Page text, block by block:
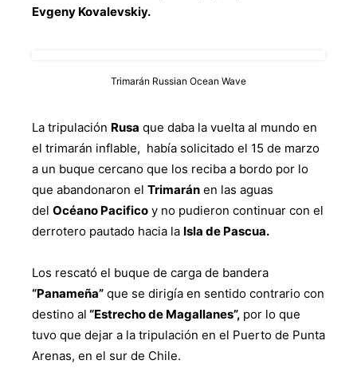
Evgeny Kovalevskiy.
Trimarán Russian Ocean Wave
La tripulación Rusa que daba la vuelta al mundo en
el trimarán inflable, había solicitado el 15 de marzo
a un buque cercano que los reciba a bordo por lo
que abandonaron el Trimarán en las aguas
del Océano Pacifico y no pudieron continuar con el
derrotero pautado hacia la Isla de Pascua.
Los rescató el buque de carga de bandera
“Panameña” que se dirigía en sentido contrario con
destino al “Estrecho de Magallanes”, por lo que
tuvo que dejar a la tripulación en el Puerto de Punta
Arenas, en el sur de Chile.